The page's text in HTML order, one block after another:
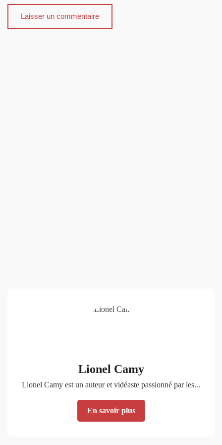
Lionel Camy
Lionel Camy est un auteur et vidéaste passionné par les...
En savoir plus